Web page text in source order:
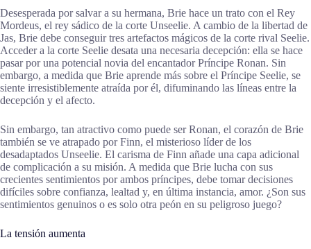
Desesperada por salvar a su hermana, Brie hace un trato con el Rey
Mordeus, el rey sádico de la corte Unseelie. A cambio de la libertad de
Jas, Brie debe conseguir tres artefactos mágicos de la corte rival Seelie.
Acceder a la corte Seelie desata una necesaria decepción: ella se hace
pasar por una potencial novia del encantador Príncipe Ronan. Sin
embargo, a medida que Brie aprende más sobre el Príncipe Seelie, se
siente irresistiblemente atraída por él, difuminando las líneas entre la
decepción y el afecto.
Sin embargo, tan atractivo como puede ser Ronan, el corazón de Brie
también se ve atrapado por Finn, el misterioso líder de los
desadaptados Unseelie. El carisma de Finn añade una capa adicional
de complicación a su misión. A medida que Brie lucha con sus
crecientes sentimientos por ambos príncipes, debe tomar decisiones
difíciles sobre confianza, lealtad y, en última instancia, amor. ¿Son sus
sentimientos genuinos o es solo otra peón en su peligroso juego?
La tensión aumenta